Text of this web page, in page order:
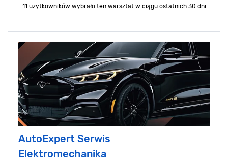
11 użytkowników wybrało ten warsztat w ciągu ostatnich 30 dni
AutoExpert Serwis
Elektromechanika